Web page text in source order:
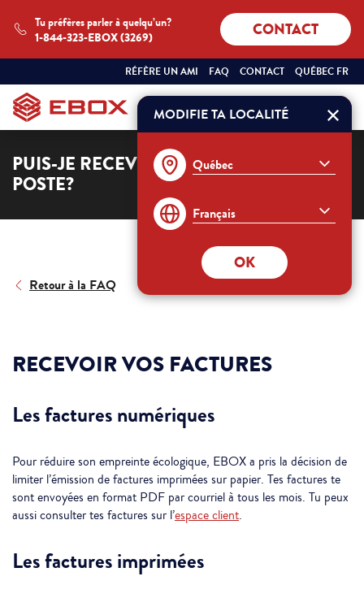
Tu préfères parler à quelqu’un?
1-844-323-EBOX (3269)
CONTACT
RÉFÈRE UN AMI FAQ CONTACT
SÉLECTIONNEZ
VOTRE
PROVINCE
LANGUE
QUÉBEC
FRANÇAIS
QUÉBEC FR
MODIFIE TA LOCALITÉ
OK
Commander
PUIS-JE RECEVOIR MA FACTURE PAR LA
POSTE?
Retour à la FAQ
RECEVOIR VOS FACTURES
Les factures numériques
Pour réduire son empreinte écologique, EBOX a pris la décision de
limiter l’émission de factures imprimées sur papier. Tes factures te
sont envoyées en format PDF par courriel à tous les mois. Tu peux
aussi consulter tes factures sur l’espace client.
Les factures imprimées